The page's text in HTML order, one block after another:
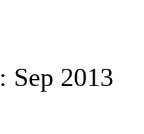
Sep 2013